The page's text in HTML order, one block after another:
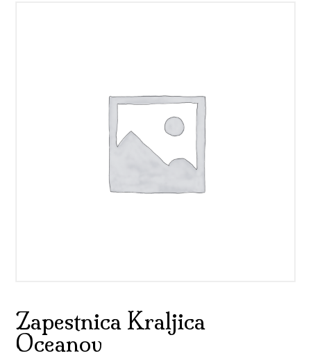
Zapestnica Kraljica
Oceanov